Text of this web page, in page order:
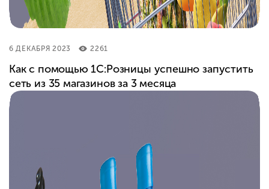
6 ДЕКАБРЯ 2023 2261
Как с помощью 1С:Розницы успешно запустить
сеть из 35 магазинов за 3 месяца